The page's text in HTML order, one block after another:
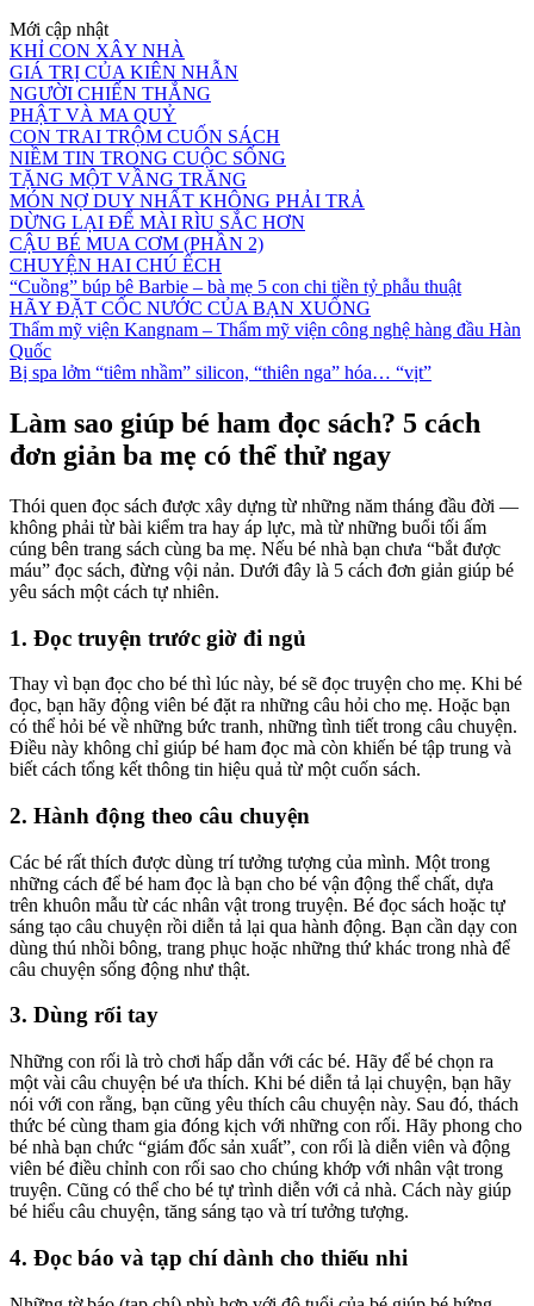
Mới cập nhật
KHỈ CON XÂY NHÀ
GIÁ TRỊ CỦA KIÊN NHẪN
NGƯỜI CHIẾN THẮNG
PHẬT VÀ MA QUỶ
CON TRAI TRỘM CUỐN SÁCH
NIỀM TIN TRONG CUỘC SỐNG
TẶNG MỘT VẦNG TRĂNG
MÓN NỢ DUY NHẤT KHÔNG PHẢI TRẢ
DỪNG LẠI ĐỂ MÀI RÌU SẮC HƠN
CẬU BÉ MUA CƠM (PHẦN 2)
CHUYỆN HAI CHÚ ẾCH
“Cuồng” búp bê Barbie – bà mẹ 5 con chi tiền tỷ phẫu thuật
HÃY ĐẶT CỐC NƯỚC CỦA BẠN XUỐNG
Thẩm mỹ viện Kangnam – Thẩm mỹ viện công nghệ hàng đầu Hàn
Quốc
Bị spa lởm “tiêm nhầm” silicon, “thiên nga” hóa… “vịt”
Làm sao giúp bé ham đọc sách? 5 cách
đơn giản ba mẹ có thể thử ngay
Thói quen đọc sách được xây dựng từ những năm tháng đầu đời —
không phải từ bài kiểm tra hay áp lực, mà từ những buổi tối ấm
cúng bên trang sách cùng ba mẹ. Nếu bé nhà bạn chưa “bắt được
máu” đọc sách, đừng vội nản. Dưới đây là 5 cách đơn giản giúp bé
yêu sách một cách tự nhiên.
1. Đọc truyện trước giờ đi ngủ
Thay vì bạn đọc cho bé thì lúc này, bé sẽ đọc truyện cho mẹ. Khi bé
đọc, bạn hãy động viên bé đặt ra những câu hỏi cho mẹ. Hoặc bạn
có thể hỏi bé về những bức tranh, những tình tiết trong câu chuyện.
Điều này không chỉ giúp bé ham đọc mà còn khiến bé tập trung và
biết cách tổng kết thông tin hiệu quả từ một cuốn sách.
2. Hành động theo câu chuyện
Các bé rất thích được dùng trí tưởng tượng của mình. Một trong
những cách để bé ham đọc là bạn cho bé vận động thể chất, dựa
trên khuôn mẫu từ các nhân vật trong truyện. Bé đọc sách hoặc tự
sáng tạo câu chuyện rồi diễn tả lại qua hành động. Bạn cần dạy con
dùng thú nhồi bông, trang phục hoặc những thứ khác trong nhà để
câu chuyện sống động như thật.
3. Dùng rối tay
Những con rối là trò chơi hấp dẫn với các bé. Hãy để bé chọn ra
một vài câu chuyện bé ưa thích. Khi bé diễn tả lại chuyện, bạn hãy
nói với con rằng, bạn cũng yêu thích câu chuyện này. Sau đó, thách
thức bé cùng tham gia đóng kịch với những con rối. Hãy phong cho
bé nhà bạn chức “giám đốc sản xuất”, con rối là diễn viên và động
viên bé điều chỉnh con rối sao cho chúng khớp với nhân vật trong
truyện. Cũng có thể cho bé tự trình diễn với cả nhà. Cách này giúp
bé hiểu câu chuyện, tăng sáng tạo và trí tưởng tượng.
4. Đọc báo và tạp chí dành cho thiếu nhi